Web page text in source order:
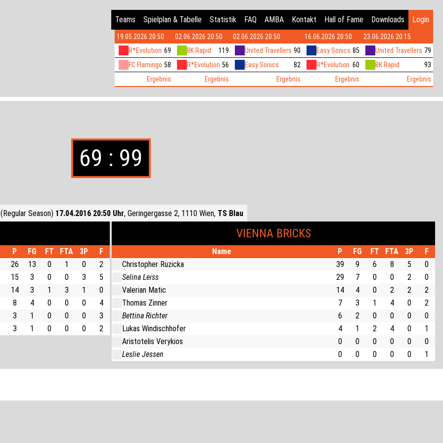
Teams
Spielplan & Tabelle Statistik FAQ AMBA Kontakt Hall of Fame Downloads Login
19.05.2026 20:50
R*Evolution 69
FC Flamingo 58
Ergebnis
02.06.2026 20:50
BK Rapid
119
R*Evolution 56
Ergebnis
02.06.2026 20:50
United Travellers 90
Easy Sonics
82
Ergebnis
16.06.2026 20:50
Easy Sonics 85
R*Evolution 60
Ergebnis
23.06.2026 20:15
United Travellers 79
BK Rapid
93
Ergebnis
69 : 99
Season) 17.04.2016 20:50 Uhr, Geringergasse 2, 1110 Wien, TS Blau
P FG FT FTA 3P
F
26 13 0 1 0
2
15 3 0 0 3
5
14 3 1 3 1
0
8 4 0 0 0
4
3 1 0 0 0
3
3 1 0 0 0 2
VIENNA BRICKS
Name P FG FT FTA 3P
F
Christopher Ruzicka
39 9 6 8 5
0
Selina Leiss
29 7 0 0 2
0
Valerian Matic
14 4 0 2 2
2
Thomas Zinner
7 3 1 4 0
2
Bettina Richter
6 2 0 0 0
0
Lukas Windischhofer
4 1 2 4 0
1
Aristotelis Verykios
0 0 0 0 0
0
Leslie Jessen
0 0 0 0 0 1